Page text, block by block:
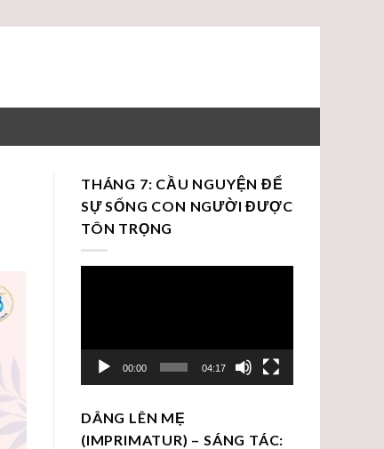
THÁNG 7: CẦU NGUYỆN ĐỂ
SỰ SỐNG CON NGƯỜI ĐƯỢC
TÔN TRỌNG
00:00 04:17
DÂNG LÊN MẸ
(IMPRIMATUR) – SÁNG TÁC: